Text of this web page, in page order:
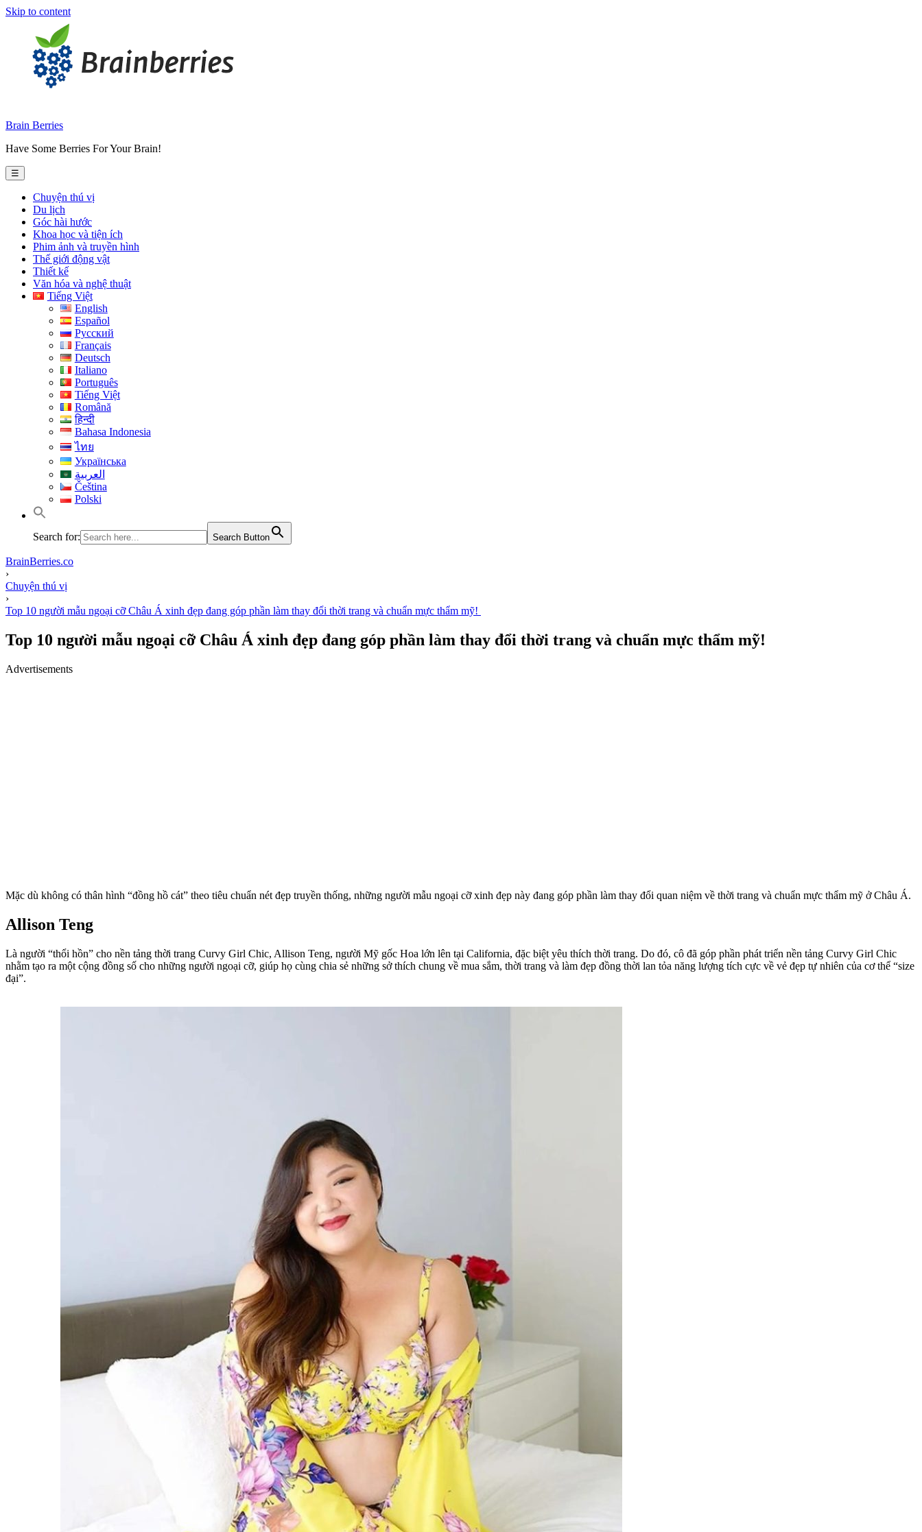
Skip to content
Brain Berries
Have Some Berries For Your Brain!
☰
Chuyện thú vị
Du lịch
Góc hài hước
Khoa học và tiện ích
Phim ảnh và truyền hình
Thế giới động vật
Thiết kế
Văn hóa và nghệ thuật
Tiếng Việt
English
Español
Русский
Français
Deutsch
Italiano
Português
Tiếng Việt
Română
हिन्दी
Bahasa Indonesia
ไทย
Українська
العربية
Čeština
Polski
Search for: Search Button
BrainBerries.co
›
Chuyện thú vị
›
Top 10 người mẫu ngoại cỡ Châu Á xinh đẹp đang góp phần làm thay đổi thời trang và chuẩn mực thẩm mỹ!
Top 10 người mẫu ngoại cỡ Châu Á xinh đẹp đang góp phần làm thay đổi thời trang và chuẩn mực thẩm mỹ!
Advertisements
Mặc dù không có thân hình “đồng hồ cát” theo tiêu chuẩn nét đẹp truyền thống, những người mẫu ngoại cỡ xinh đẹp này đang góp phần làm thay đổi quan niệm về thời trang và chuẩn mực thẩm mỹ ở Châu Á.
Allison Teng
Là người “thổi hồn” cho nền tảng thời trang Curvy Girl Chic, Allison Teng, người Mỹ gốc Hoa lớn lên tại California, đặc biệt yêu thích thời trang. Do đó, cô đã góp phần phát triển nền tảng Curvy Girl Chic
nhằm tạo ra một cộng đồng số cho những người ngoại cỡ, giúp họ cùng chia sẻ những sở thích chung về mua sắm, thời trang và làm đẹp đồng thời lan tỏa năng lượng tích cực về vẻ đẹp tự nhiên của cơ thể “size
đại”.